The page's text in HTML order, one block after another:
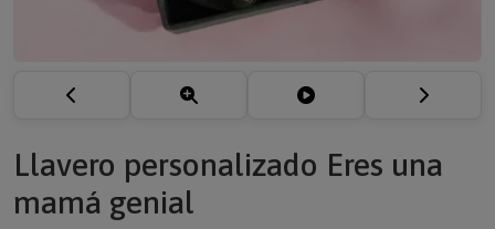
Llavero personalizado Eres una
mamá genial